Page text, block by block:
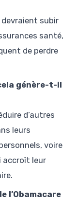
devraient subir
santé,
de perdre
génère-t-il
d’autres
leurs
voire
accroît leur
l’Obamacare